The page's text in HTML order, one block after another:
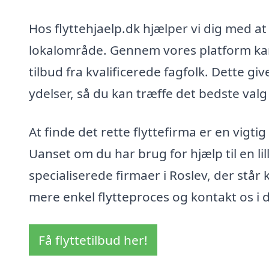
Hos flyttehjaelp.dk hjælper vi dig med
lokalområde. Gennem vores platform
tilbud fra kvalificerede fagfolk. Dette
ydelser, så du kan træffe det bedste
At finde det rette flyttefirma er en
Uanset om du har brug for hjælp til en
specialiserede firmaer i Roslev, der
mere enkel flytteproces og kontakt os i
Få flyttetilbud her!